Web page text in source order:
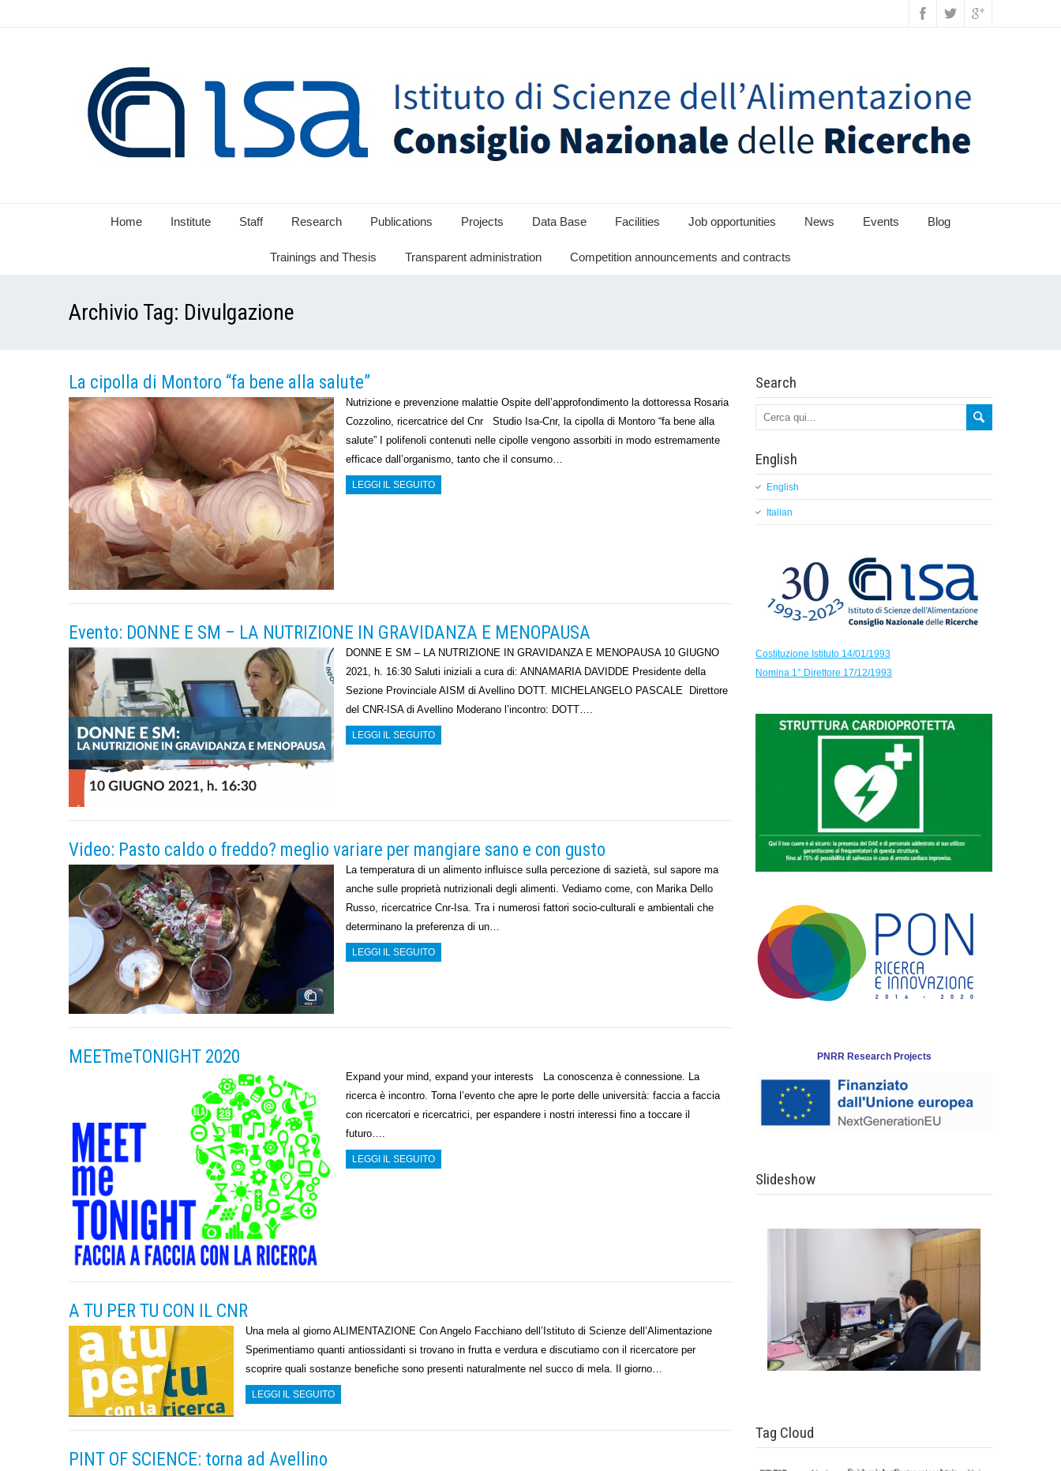
Home Institute Staff Research Publications Projects Data Base Facilities Job opportunities News Events Blog
Trainings and Thesis Transparent administration Competition announcements and contracts
Archivio Tag: Divulgazione
La cipolla di Montoro “fa bene alla salute”
Nutrizione e prevenzione malattie Ospite dell’approfondimento la dottoressa Rosaria
Cozzolino, ricercatrice del Cnr Studio Isa-Cnr, la cipolla di Montoro “fa bene alla
salute” I polifenoli contenuti nelle cipolle vengono assorbiti in modo estremamente
efficace dall’organismo, tanto che il consumo…
LEGGI IL SEGUITO
Evento: DONNE E SM – LA NUTRIZIONE IN GRAVIDANZA E MENOPAUSA
DONNE E SM – LA NUTRIZIONE IN GRAVIDANZA E MENOPAUSA 10 GIUGNO
2021, h. 16:30 Saluti iniziali a cura di: ANNAMARIA DAVIDDE Presidente della
Sezione Provinciale AISM di Avellino DOTT. MICHELANGELO PASCALE Direttore
del CNR-ISA di Avellino Moderano l’incontro: DOTT….
LEGGI IL SEGUITO
Video: Pasto caldo o freddo? meglio variare per mangiare sano e con gusto
La temperatura di un alimento influisce sulla percezione di sazietà, sul sapore ma
anche sulle proprietà nutrizionali degli alimenti. Vediamo come, con Marika Dello
Russo, ricercatrice Cnr-Isa. Tra i numerosi fattori socio-culturali e ambientali che
determinano la preferenza di un…
LEGGI IL SEGUITO
MEETmeTONIGHT 2020
Expand your mind, expand your interests La conoscenza è connessione. La
ricerca è incontro. Torna l’evento che apre le porte delle università: faccia a faccia
con ricercatori e ricercatrici, per espandere i nostri interessi fino a toccare il
futuro….
LEGGI IL SEGUITO
A TU PER TU CON IL CNR
Una mela al giorno ALIMENTAZIONE Con Angelo Facchiano dell’Istituto di Scienze dell’Alimentazione
Sperimentiamo quanti antiossidanti si trovano in frutta e verdura e discutiamo con il ricercatore per
scoprire quali sostanze benefiche sono presenti naturalmente nel succo di mela. Il giorno…
LEGGI IL SEGUITO
PINT OF SCIENCE: torna ad Avellino
Search
English
English
Italian
Costituzione Istituto 14/01/1993
Nomina 1° Direttore 17/12/1993
PNRR Research Projects
Slideshow
Tag Cloud